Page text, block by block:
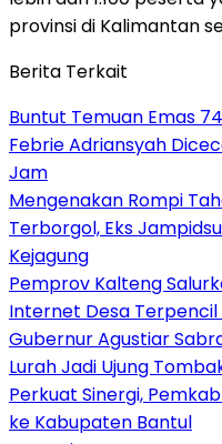
provinsi di Kalimantan
Berita Terkait
Buntut Temuan Emas
Febrie Adriansyah
Jam
Mengenakan Rompi
Terborgol, Eks
Kejagung
Pemprov Kalteng
Internet Desa
Gubernur Agustiar
Lurah Jadi Ujung
Perkuat Sinergi,
ke Kabupaten Bantul